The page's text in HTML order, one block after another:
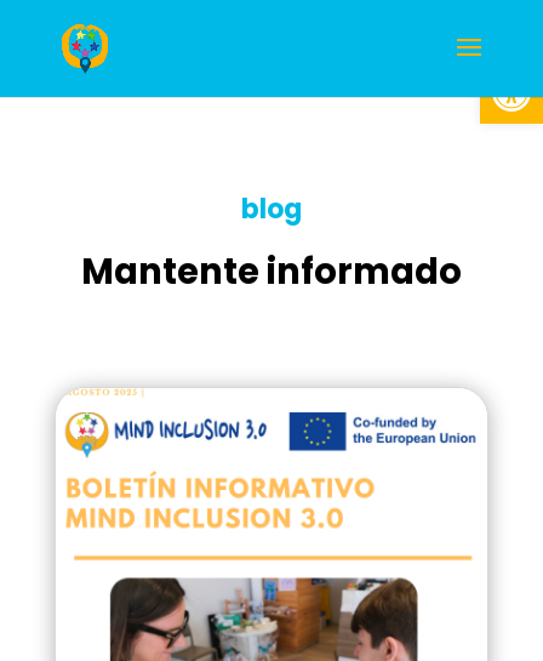
blog
Mantente informado